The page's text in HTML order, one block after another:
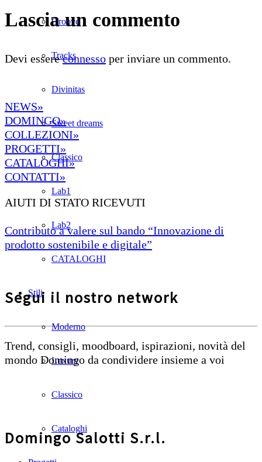
Groove
Tracks
Divinitas
Sweet dreams
Classico
Lab1
Lab2
CATALOGHI
Stili
Moderno
Luxury
Classico
Cataloghi
Lascia un commento
Devi essereconnesso per inviare un commento.
NEWS»
DOMINGO»
COLLEZIONI»
PROGETTI»
CATALOGHI»
CONTATTI»
AIUTI DI STATO RICEVUTI
Contributo a valere sul bando “Innovazione di
prodotto sostenibile e digitale”
Segui il nostro network
Trend, consigli, moodboard, ispirazioni, novità del
mondo Domingo da condividere insieme a voi
Domingo Salotti S.r.l.